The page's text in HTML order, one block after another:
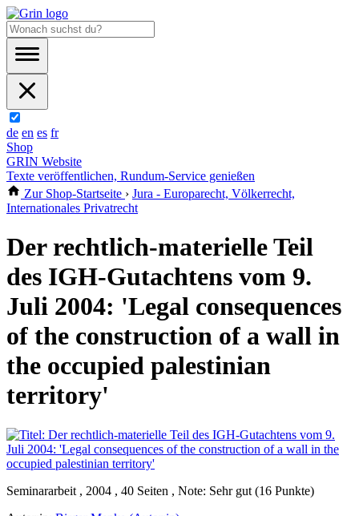
de en es fr
Shop
GRIN Website
Texte veröffentlichen, Rundum-Service genießen
Zur Shop-Startseite › Jura - Europarecht, Völkerrecht,
Internationales Privatrecht
Der rechtlich-materielle Teil
des IGH-Gutachtens vom 9.
Juli 2004: 'Legal consequences
of the construction of a wall in
the occupied palestinian
territory'
Seminararbeit , 2004 , 40 Seiten , Note: Sehr gut (16 Punkte)